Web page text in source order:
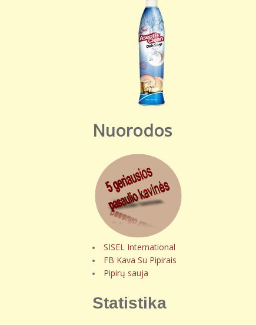
Nuorodos
SISEL International
FB Kava Su Pipirais
Pipirų sauja
Statistika